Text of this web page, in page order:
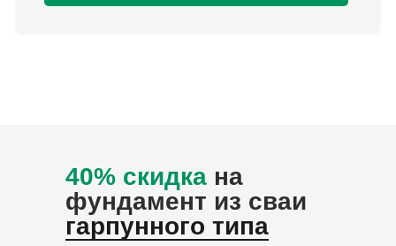
40% скидка на
фундамент из сваи
гарпунного типа